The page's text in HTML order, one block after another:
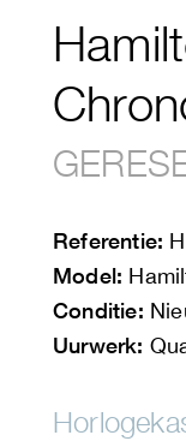
Referentie:
Model:
Conditie:
Uurwerk: